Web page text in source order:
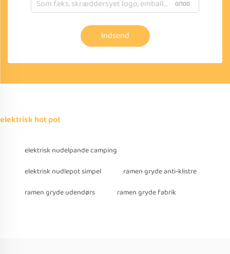
0/100
Indsend
elektrisk hot pot
elektrisk nudelpande camping
elektrisk nudlepot simpel
ramen gryde anti-klistre
ramen gryde udendørs
ramen gryde fabrik